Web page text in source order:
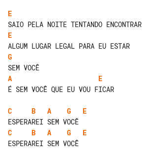
E
E
G
A
E
É SEM VOCÊ QUE EU VOU FICAR
C B A G
E
C
B A G
E
ESPERAREI SEM VOCÊ